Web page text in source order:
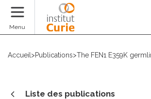
Menu
Accueil >Publications>The FEN1 E359K
Liste des publications